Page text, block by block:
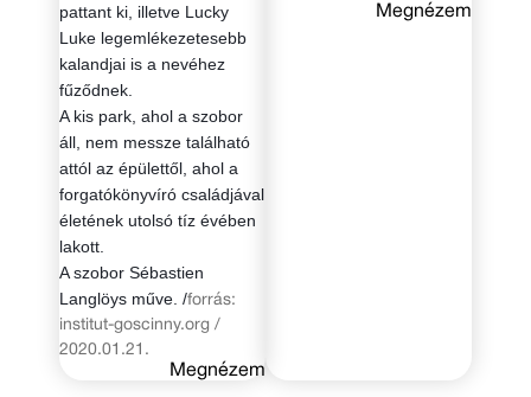
pattant ki, illetve Lucky
Luke legemlékezetesebb
kalandjai is a nevéhez
fűződnek.
A kis park, ahol a szobor
áll, nem messze található
attól az épülettől, ahol a
forgatókönyvíró családjával
életének utolsó tíz évében
lakott.
A szobor Sébastien
Langlöys műve. /forrás:
institut-goscinny.org /
2020.01.21.
Megnézem
Megnézem